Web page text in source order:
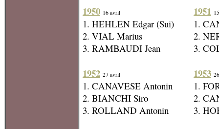
1950 16 avril
1. HEHLEN Edgar (Sui)
2. VIAL Marius
3. RAMBAUDI Jean
1952 27 avril
1. CANAVESE Antonin
2. BIANCHI Siro
3. ROLLAND Antonin
1951
1.
2.
3.
1953
1.
2.
3.